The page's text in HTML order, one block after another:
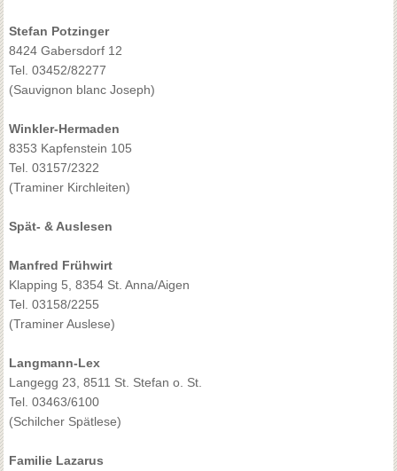
Stefan Potzinger
8424 Gabersdorf 12
Tel. 03452/82277
(Sauvignon blanc Joseph)
Winkler-Hermaden
8353 Kapfenstein 105
Tel. 03157/2322
(Traminer Kirchleiten)
Spät- & Auslesen
Manfred Frühwirt
Klapping 5, 8354 St. Anna/Aigen
Tel. 03158/2255
(Traminer Auslese)
Langmann-Lex
Langegg 23, 8511 St. Stefan o. St.
Tel. 03463/6100
(Schilcher Spätlese)
Familie Lazarus